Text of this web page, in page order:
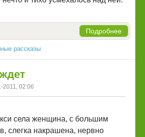
Подробнее
рассказы
2011, 02:06
села женщина, с большим
слегка накрашена, нервно